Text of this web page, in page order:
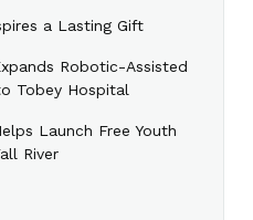
a Lasting Gift
Robotic-Assisted
Tobey Hospital
Launch Free Youth
River